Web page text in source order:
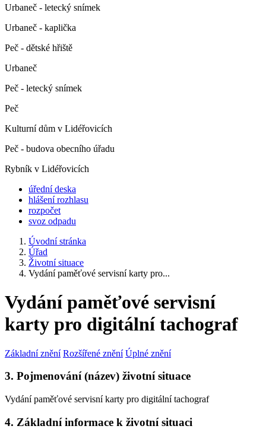
Urbaneč - letecký snímek
Urbaneč - kaplička
Peč - dětské hřiště
Urbaneč
Peč - letecký snímek
Peč
Kulturní dům v Lidéřovicích
Peč - budova obecního úřadu
Rybník v Lidéřovicích
úřední deska
hlášení rozhlasu
rozpočet
svoz odpadu
Úvodní stránka
Úřad
Životní situace
Vydání paměťové servisní karty pro...
Vydání paměťové servisní
karty pro digitální tachograf
Základní znění Rozšířené znění Úplné znění
3. Pojmenování (název) životní situace
Vydání paměťové servisní karty pro digitální tachograf
4. Základní informace k životní situaci